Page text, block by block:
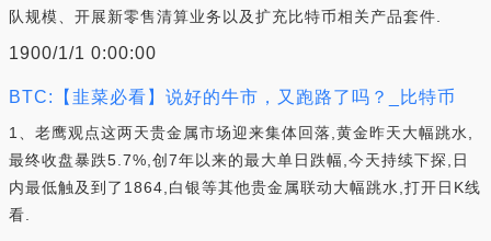
队规模、开展新零售清算业务以及扩充比特币相关产品套件.
1900/1/1 0:00:00
BTC:【韭菜必看】说好的牛市，又跑路了吗？_比特币
1、老鹰观点这两天贵金属市场迎来集体回落,黄金昨天大幅跳水,
最终收盘暴跌5.7%,创7年以来的最大单日跌幅,今天持续下探,日
内最低触及到了1864,白银等其他贵金属联动大幅跳水,打开日K线
看.